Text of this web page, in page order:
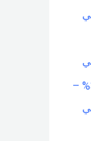
شركة تنظيف خزانات بحائل خصم 35% –